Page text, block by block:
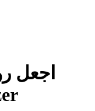
اجعل